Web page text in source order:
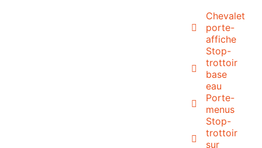
Chevalet
porte-
affiche
Stop-
trottoir
base
eau
Porte-
menus
Stop-
trottoir
sur